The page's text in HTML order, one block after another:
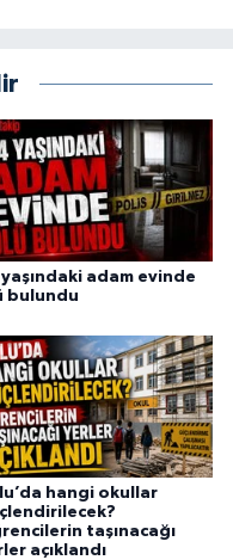
adam evinde
bulundu
hangi okullar
taşınacağı
açıklandı